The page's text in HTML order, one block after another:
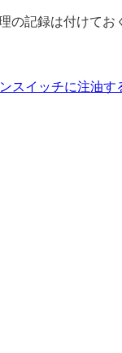
の記録は付けてお
スイッチに注油す